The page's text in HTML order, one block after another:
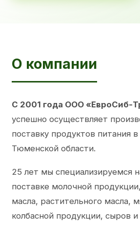
О компании
С 2001 года ООО «ЕвроСиб-
успешно осуществляет
поставку продуктов питания
Тюменской области.
25 лет мы специализируемся
поставке молочной
масла, растительного масла,
колбасной продукции, сыров